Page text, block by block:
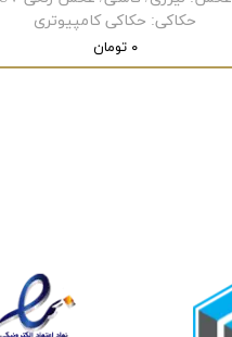
حکاکی: حکاکی کامپیوتری
۰ تومان